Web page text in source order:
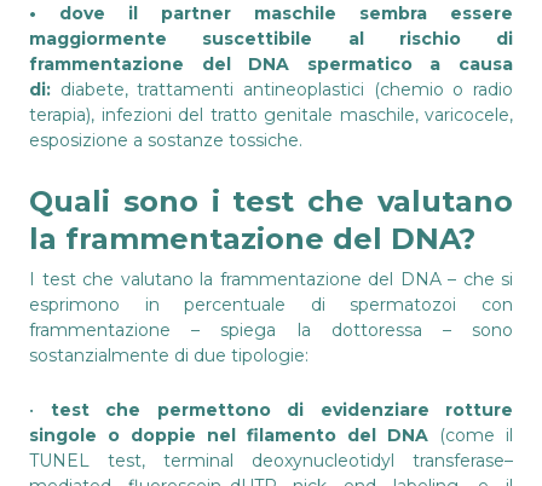
• dove
il partner maschile sembra essere
maggiormente suscettibile al rischio di
frammentazione del DNA spermatico a causa
di: diabete, trattamenti antineoplastici (chemio o radio
terapia), infezioni del tratto genitale maschile, varicocele,
esposizione a sostanze tossiche.
Quali sono i test che valutano
la frammentazione del DNA?
I test che valutano la frammentazione del DNA – che si
esprimono in percentuale di spermatozoi con
frammentazione – spiega la dottoressa – sono
sostanzialmente di due tipologie:
• test che permettono di evidenziare rotture
singole o doppie nel filamento del DNA (come il
TUNEL test, terminal deoxynucleotidyl transferase–